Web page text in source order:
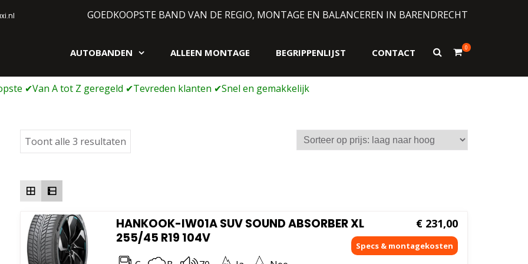
GOEDKOOPSTE BAND VAN DE REGIO, MONTAGE EN BALANCEREN IN BARENDRECHT
AUTOBANDEN ALLEEN MONTAGE BEGRIPPENLIJST CONTACT
Toon
0
Toont alle 3 resultaten
op
HANKOOK-IW01A SUV SOUND ABSORBER XL
255/45 R19 104V
€ 231,00